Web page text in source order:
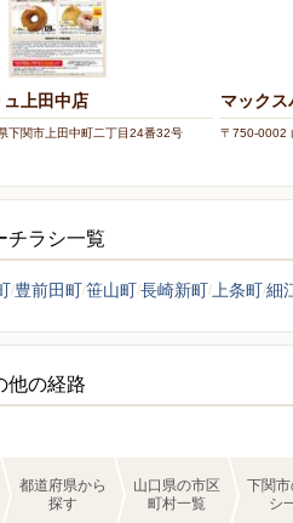
上田中店
下関市上田中町二丁目24番32号
マック
〒750-0002
チラシ一覧
豊前田町笹山町長崎新町 上条町細
他の経路
都道府県から
探す
山口県の市区
町村一覧
下関市
シ